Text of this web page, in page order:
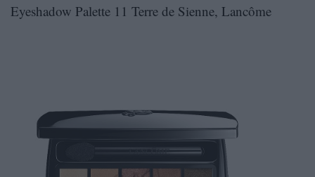
Eyeshadow Palette 11 Terre de Sienne, Lancôme